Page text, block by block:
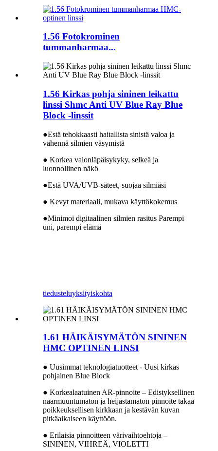
1.56 Fotokrominen
tummanharmaa...
1.56 Kirkas pohja sininen leikattu
linssi Shmc Anti UV Blue Ray Blue
Block -linssit
●Estä tehokkaasti haitallista sinistä valoa ja
vähennä silmien väsymistä
● Korkea valonläpäisykyky, selkeä ja
luonnollinen näkö
●Estä UVA/UVB-säteet, suojaa silmiäsi
● Kevyt materiaali, mukava käyttökokemus
●Minimoi digitaalinen silmien rasitus Parempi
uni, parempi elämä
tiedusteluyksityiskohta
1.61 HÄIKÄISYMÄTÖN SININEN
HMC OPTINEN LINSI
● Uusimmat teknologiatuotteet - Uusi kirkas
pohjainen Blue Block
● Korkealaatuinen AR-pinnoite – Edistyksellinen
naarmuuntumaton ja heijastamaton pinnoite takaa
poikkeuksellisen kirkkaan ja kestävän kuvan
pitkäaikaiseen käyttöön.
● Erilaisia ​​pinnoitteen värivaihtoehtoja –
SININEN, VIHREÄ, VIOLETTI